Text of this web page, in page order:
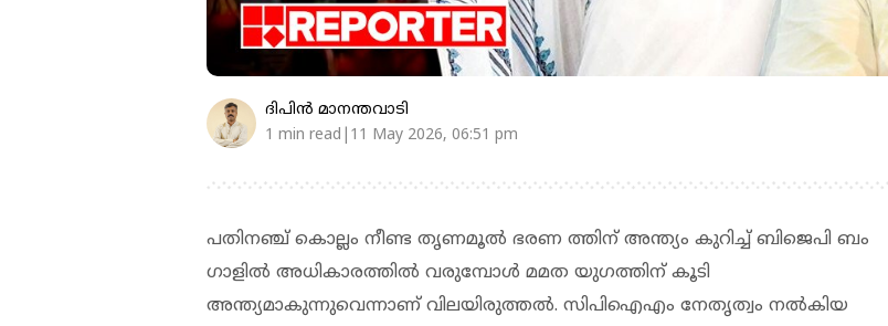
ദിപിന്‍ മാനന്തവാടി
1 min read|11 May 2026, 06:51 pm
പതിനഞ്ച് കൊല്ലം നീണ്ട തൃണമൂൽ ഭരണ ത്തിന് അന്ത്യം കുറിച്ച് ബിജെപി ബം​
ഗാളിൽ അധികാരത്തിൽ വരുമ്പോൾ മമത യു​ഗത്തിന് കൂടി
അന്ത്യമാകുന്നുവെന്നാണ് വിലയിരുത്തൽ. സിപിഐഎം നേതൃത്വം നൽകിയ